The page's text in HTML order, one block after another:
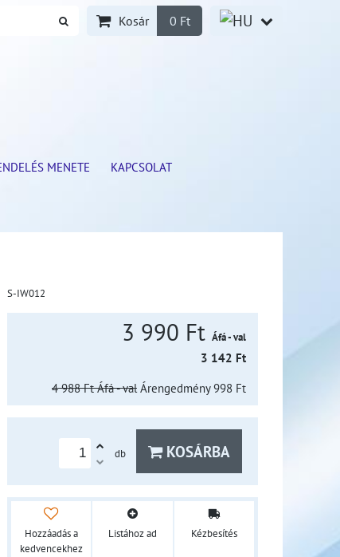
Kosár 0 Ft
MENETE KAPCSOLAT
S-IW012
3 990 Ft Áfá - val
3 142 Ft
4 988 Ft Áfá - val Árengedmény998 Ft
db KOSÁRBA
Hozzáadás a
kedvencekhez
Listához ad Kézbesítés